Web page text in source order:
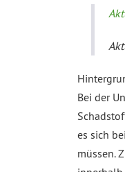
Bei der
es sich
müssen.